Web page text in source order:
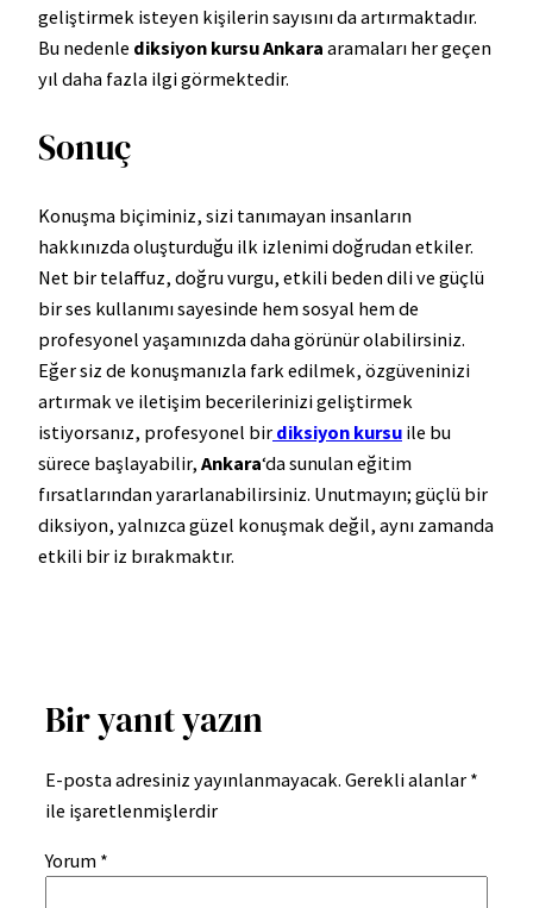
geliştirmek isteyen kişilerin sayısını da artırmaktadır.
Bu nedenle diksiyon kursu Ankara aramaları her geçen
yıl daha fazla ilgi görmektedir.
Sonuç
Konuşma biçiminiz, sizi tanımayan insanların
hakkınızda oluşturduğu ilk izlenimi doğrudan etkiler.
Net bir telaffuz, doğru vurgu, etkili beden dili ve güçlü
bir ses kullanımı sayesinde hem sosyal hem de
profesyonel yaşamınızda daha görünür olabilirsiniz.
Eğer siz de konuşmanızla fark edilmek, özgüveninizi
artırmak ve iletişim becerilerinizi geliştirmek
istiyorsanız, profesyonel bir diksiyon kursu ile bu
sürece başlayabilir, Ankara‘da sunulan eğitim
fırsatlarından yararlanabilirsiniz. Unutmayın; güçlü bir
diksiyon, yalnızca güzel konuşmak değil, aynı zamanda
etkili bir iz bırakmaktır.
Bir yanıt yazın
E-posta adresiniz yayınlanmayacak. Gerekli alanlar *
ile işaretlenmişlerdir
Yorum *